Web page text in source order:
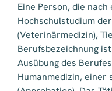
Eine Person, die
Hochschulstudium
(Veterinärmedizin),
Berufsbezeichnung
Ausübung des
Humanmedizin, einer